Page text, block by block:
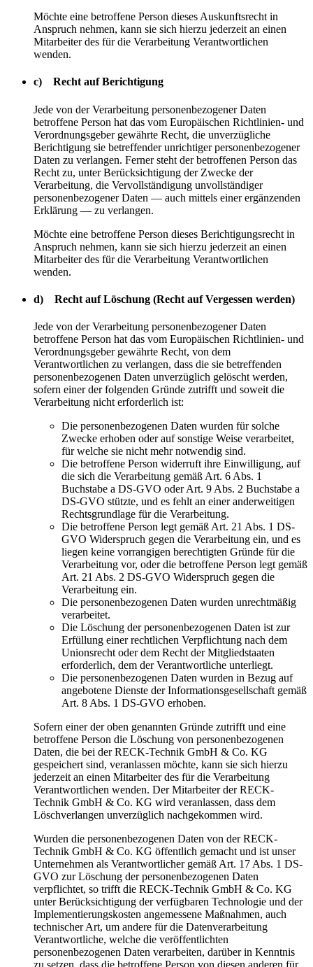
Möchte eine betroffene Person dieses Auskunftsrecht in
Anspruch nehmen, kann sie sich hierzu jederzeit an einen
Mitarbeiter des für die Verarbeitung Verantwortlichen
wenden.
c) Recht auf Berichtigung
Jede von der Verarbeitung personenbezogener Daten
betroffene Person hat das vom Europäischen Richtlinien- und
Verordnungsgeber gewährte Recht, die unverzügliche
Berichtigung sie betreffender unrichtiger personenbezogener
Daten zu verlangen. Ferner steht der betroffenen Person das
Recht zu, unter Berücksichtigung der Zwecke der
Verarbeitung, die Vervollständigung unvollständiger
personenbezogener Daten — auch mittels einer ergänzenden
Erklärung — zu verlangen.
Möchte eine betroffene Person dieses Berichtigungsrecht in
Anspruch nehmen, kann sie sich hierzu jederzeit an einen
Mitarbeiter des für die Verarbeitung Verantwortlichen
wenden.
d) Recht auf Löschung (Recht auf Vergessen werden)
Jede von der Verarbeitung personenbezogener Daten
betroffene Person hat das vom Europäischen Richtlinien- und
Verordnungsgeber gewährte Recht, von dem
Verantwortlichen zu verlangen, dass die sie betreffenden
personenbezogenen Daten unverzüglich gelöscht werden,
sofern einer der folgenden Gründe zutrifft und soweit die
Verarbeitung nicht erforderlich ist:
Die personenbezogenen Daten wurden für solche
Zwecke erhoben oder auf sonstige Weise verarbeitet,
für welche sie nicht mehr notwendig sind.
Die betroffene Person widerruft ihre Einwilligung, auf
die sich die Verarbeitung gemäß Art. 6 Abs. 1
Buchstabe a DS-GVO oder Art. 9 Abs. 2 Buchstabe a
DS-GVO stützte, und es fehlt an einer anderweitigen
Rechtsgrundlage für die Verarbeitung.
Die betroffene Person legt gemäß Art. 21 Abs. 1 DS-
GVO Widerspruch gegen die Verarbeitung ein, und es
liegen keine vorrangigen berechtigten Gründe für die
Verarbeitung vor, oder die betroffene Person legt gemäß
Art. 21 Abs. 2 DS-GVO Widerspruch gegen die
Verarbeitung ein.
Die personenbezogenen Daten wurden unrechtmäßig
verarbeitet.
Die Löschung der personenbezogenen Daten ist zur
Erfüllung einer rechtlichen Verpflichtung nach dem
Unionsrecht oder dem Recht der Mitgliedstaaten
erforderlich, dem der Verantwortliche unterliegt.
Die personenbezogenen Daten wurden in Bezug auf
angebotene Dienste der Informationsgesellschaft gemäß
Art. 8 Abs. 1 DS-GVO erhoben.
Sofern einer der oben genannten Gründe zutrifft und eine
betroffene Person die Löschung von personenbezogenen
Daten, die bei der RECK-Technik GmbH & Co. KG
gespeichert sind, veranlassen möchte, kann sie sich hierzu
jederzeit an einen Mitarbeiter des für die Verarbeitung
Verantwortlichen wenden. Der Mitarbeiter der RECK-
Technik GmbH & Co. KG wird veranlassen, dass dem
Löschverlangen unverzüglich nachgekommen wird.
Wurden die personenbezogenen Daten von der RECK-
Technik GmbH & Co. KG öffentlich gemacht und ist unser
Unternehmen als Verantwortlicher gemäß Art. 17 Abs. 1 DS-
GVO zur Löschung der personenbezogenen Daten
verpflichtet, so trifft die RECK-Technik GmbH & Co. KG
unter Berücksichtigung der verfügbaren Technologie und der
Implementierungskosten angemessene Maßnahmen, auch
technischer Art, um andere für die Datenverarbeitung
Verantwortliche, welche die veröffentlichten
personenbezogenen Daten verarbeiten, darüber in Kenntnis